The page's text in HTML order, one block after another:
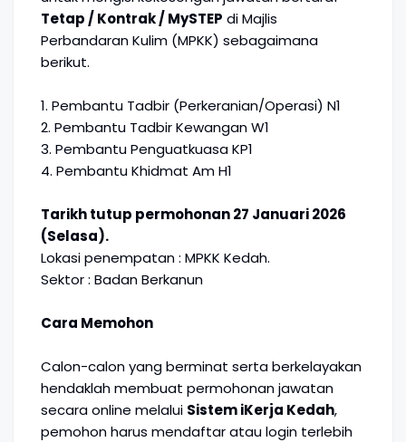
Tetap / Kontrak / MySTEP di Majlis
Perbandaran Kulim (MPKK) sebagaimana
berikut.
1. Pembantu Tadbir (Perkeranian/Operasi) N1
2. Pembantu Tadbir Kewangan W1
3. Pembantu Penguatkuasa KP1
4. Pembantu Khidmat Am H1
Tarikh tutup permohonan 27 Januari 2026
(Selasa).
Lokasi penempatan : MPKK Kedah.
Sektor : Badan Berkanun
Cara Memohon
Calon-calon yang berminat serta berkelayakan
hendaklah membuat permohonan jawatan
secara online melalui Sistem iKerja Kedah,
pemohon harus mendaftar atau login terlebih